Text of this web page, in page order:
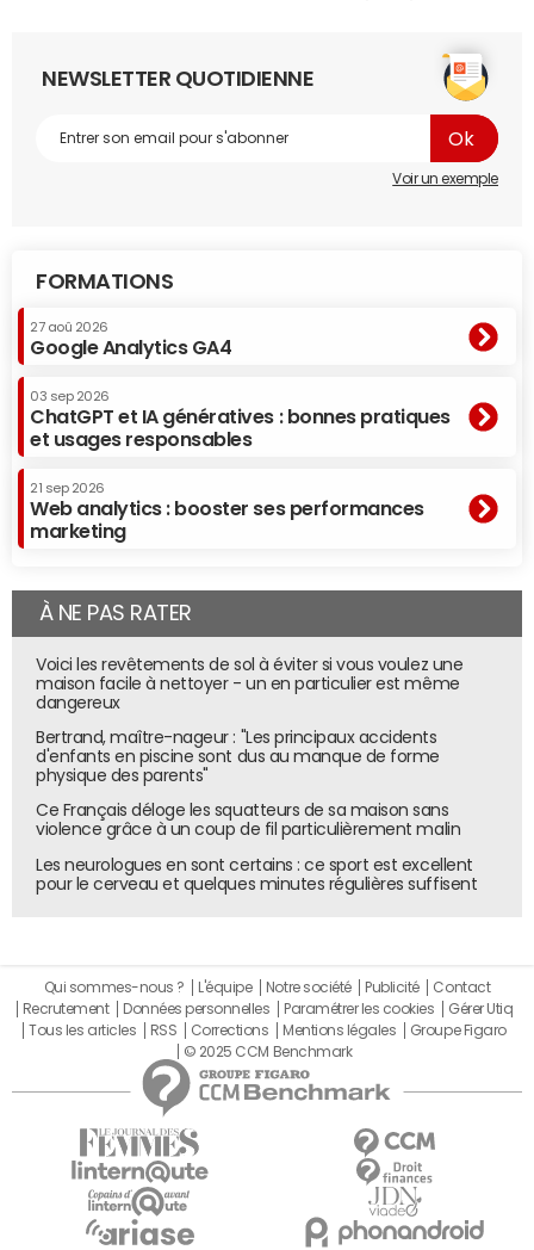
NEWSLETTER QUOTIDIENNE
Voir un exemple
FORMATIONS
27 aoû 2026
Google Analytics GA4
03 sep 2026
ChatGPT et IA génératives : bonnes pratiques
et usages responsables
21 sep 2026
Web analytics : booster ses performances
marketing
À NE PAS RATER
Voici les revêtements de sol à éviter si vous voulez une
maison facile à nettoyer - un en particulier est même
dangereux
Bertrand, maître-nageur : "Les principaux accidents
d'enfants en piscine sont dus au manque de forme
physique des parents"
Ce Français déloge les squatteurs de sa maison sans
violence grâce à un coup de fil particulièrement malin
Les neurologues en sont certains : ce sport est excellent
pour le cerveau et quelques minutes régulières suffisent
Qui sommes-nous ? L'équipe Notre société Publicité
Contact
Recrutement
Données personnelles Paramétrer les cookies
Gérer Utiq
Tous les articles
RSS Corrections Mentions légales
Groupe Figaro
© 2025 CCM Benchmark